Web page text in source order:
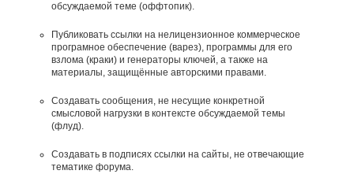
обсуждаемой теме (оффтопик).
Публиковать ссылки на нелицензионное коммерческое
програмное обеспечение (варез), программы для его
взлома (краки) и генераторы ключей, а также на
материалы, защищённые авторскими правами.
Создавать сообщения, не несущие конкретной
смысловой нагрузки в контексте обсуждаемой темы
(флуд).
Создавать в подписях ссылки на сайты, не отвечающие
тематике форума.